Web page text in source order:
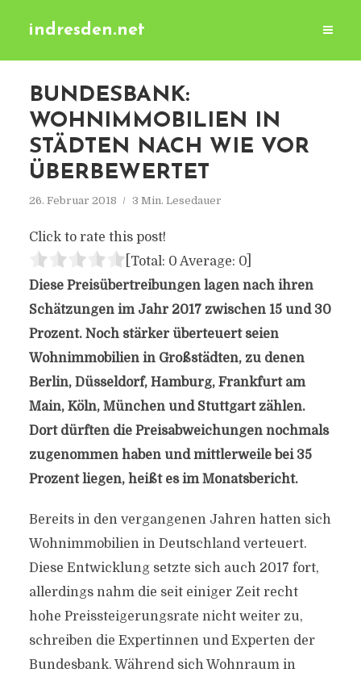
indresden.net
BUNDESBANK:
WOHNIMMOBILIEN IN
STÄDTEN NACH WIE VOR
ÜBERBEWERTET
26. Februar 2018 3 Min. Lesedauer
Click to rate this post!
[Total: 0 Average: 0]
Diese Preisübertreibungen lagen nach ihren
Schätzungen im Jahr 2017 zwischen 15 und 30
Prozent. Noch stärker überteuert seien
Wohnimmobilien in Großstädten, zu denen
Berlin, Düsseldorf, Hamburg, Frankfurt am
Main, Köln, München und Stuttgart zählen.
Dort dürften die Preisabweichungen nochmals
zugenommen haben und mittlerweile bei 35
Prozent liegen, heißt es im Monatsbericht.
Bereits in den vergangenen Jahren hatten sich
Wohnimmobilien in Deutschland verteuert.
Diese Entwicklung setzte sich auch 2017 fort,
allerdings nahm die seit einiger Zeit recht
hohe Preissteigerungsrate nicht weiter zu,
schreiben die Expertinnen und Experten der
Bundesbank. Während sich Wohnraum in